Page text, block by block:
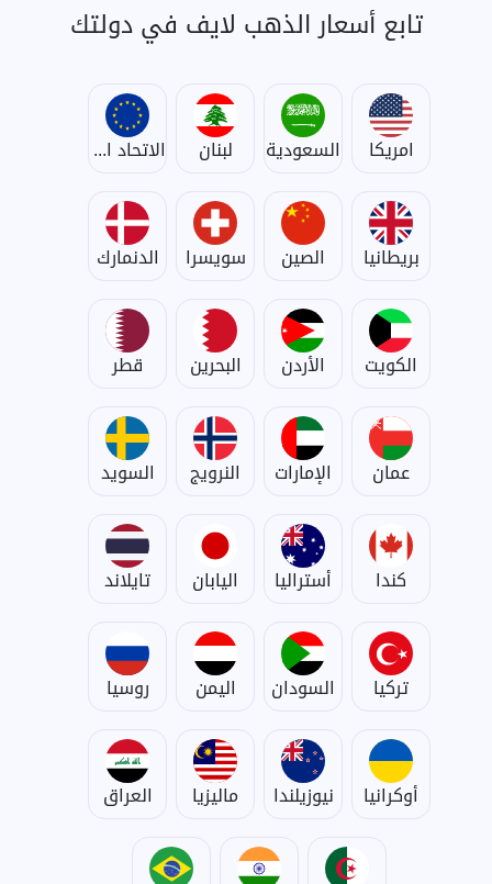
تابع أسعار الذهب لايف في دولتك
امريكا السعودية لبنان الاتحاد الأوروبي
بريطانيا الصين سويسرا الدنمارك
الكويت الأردن البحرين قطر
عمان الإمارات النرويج السويد
كندا أستراليا اليابان تايلاند
تركيا السودان اليمن روسيا
أوكرانيا نيوزيلندا ماليزيا العراق